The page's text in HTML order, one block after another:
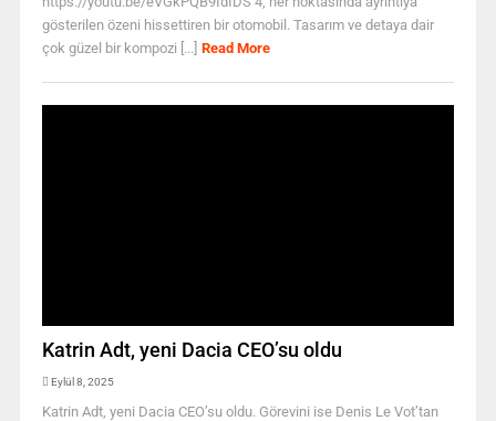
gösterilen özeni hissettiren bir otomobil. Tasarım ve detaya dair
çok güzel bir kompozi [...] Read More
Katrin Adt, yeni Dacia CEO’su oldu
Eylül 8, 2025
Katrin Adt, yeni Dacia CEO’su oldu. Görevini ise Denis Le Vot’tan